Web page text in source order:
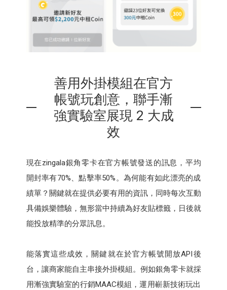
善用外掛模組在官方
帳號玩創意，聯手漸
強實驗室展現 2 大成
效
現在zingala銀角零卡在官方帳號發送的訊息，平均
開封率有70%、點擊率50%。為何能有如此漂亮的成
績單？關鍵就在提供必要有用的資訊，同時每次互動
具備娛樂體驗，無形當中持續為好友貼標籤，日後就
能投放精準的分眾訊息。
能落實這些成效，關鍵就在於官方帳號開放API後
台，讓商家能自主串接外掛模組。例如銀角零卡就採
用漸強實驗室的行銷MAAC模組，運用嶄新技術玩出